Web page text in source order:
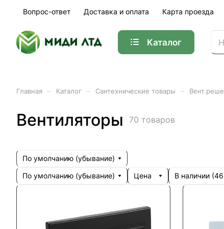
Вопрос-ответ Доставка и оплата Карта проезда
Каталог
Главная Каталог Сантехнические товары
Вентиляторы 70 товаров
По умолчанию (убывание)
По умолчанию (убывание)
Цена В наличии (46